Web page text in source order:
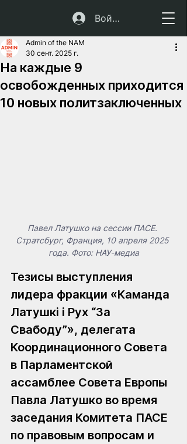
Войти
На каждые 9
освобожденных приходится
10 новых политзаключенных
Admin of the NAM
30 сент. 2025 г.
Павел Латушко на сессии ПАСЕ.
Стратсбург, Франция, 10 апреля 2025
года. Фото: НАУ-медиа
Тезисы выступления
лидера фракции «Каманда
Латушкі і Рух “За
Свабоду”», делегата
Координационного Совета
в Парламентской
ассамблее Совета Европы
Павла Латушко во время
заседания Комитета ПАСЕ
по правовым вопросам и